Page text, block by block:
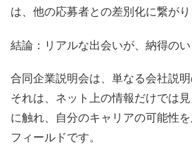
は、他の応募者との差別化に繋がり
結論：リアルな出会いが、納得の
合同企業説明会は、単なる会社説明
それは、ネット上の情報だけでは見
に触れ、自分のキャリアの可能性
フィールドです。